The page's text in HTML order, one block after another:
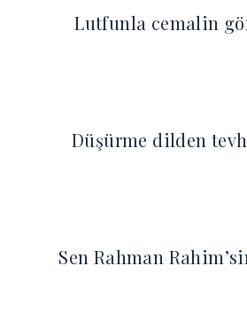
Lutfunla cemalin
Düşürme dilden
Sen Rahman